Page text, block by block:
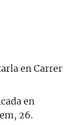
en Carrer
en
26.